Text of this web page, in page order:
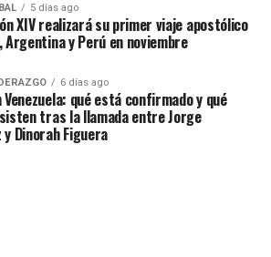
5 días ago
XIV realizará su primer viaje apostólico
Argentina y Perú en noviembre
6 días ago
Venezuela: qué está confirmado y qué
tras la llamada entre Jorge
Dinorah Figuera